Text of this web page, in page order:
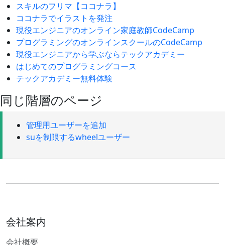
スキルのフリマ【ココナラ】
ココナラでイラストを発注
現役エンジニアのオンライン家庭教師CodeCamp
プログラミングのオンラインスクールのCodeCamp
現役エンジニアから学ぶならテックアカデミー
はじめてのプログラミングコース
テックアカデミー無料体験
同じ階層のページ
管理用ユーザーを追加
suを制限するwheelユーザー
会社案内
会社概要